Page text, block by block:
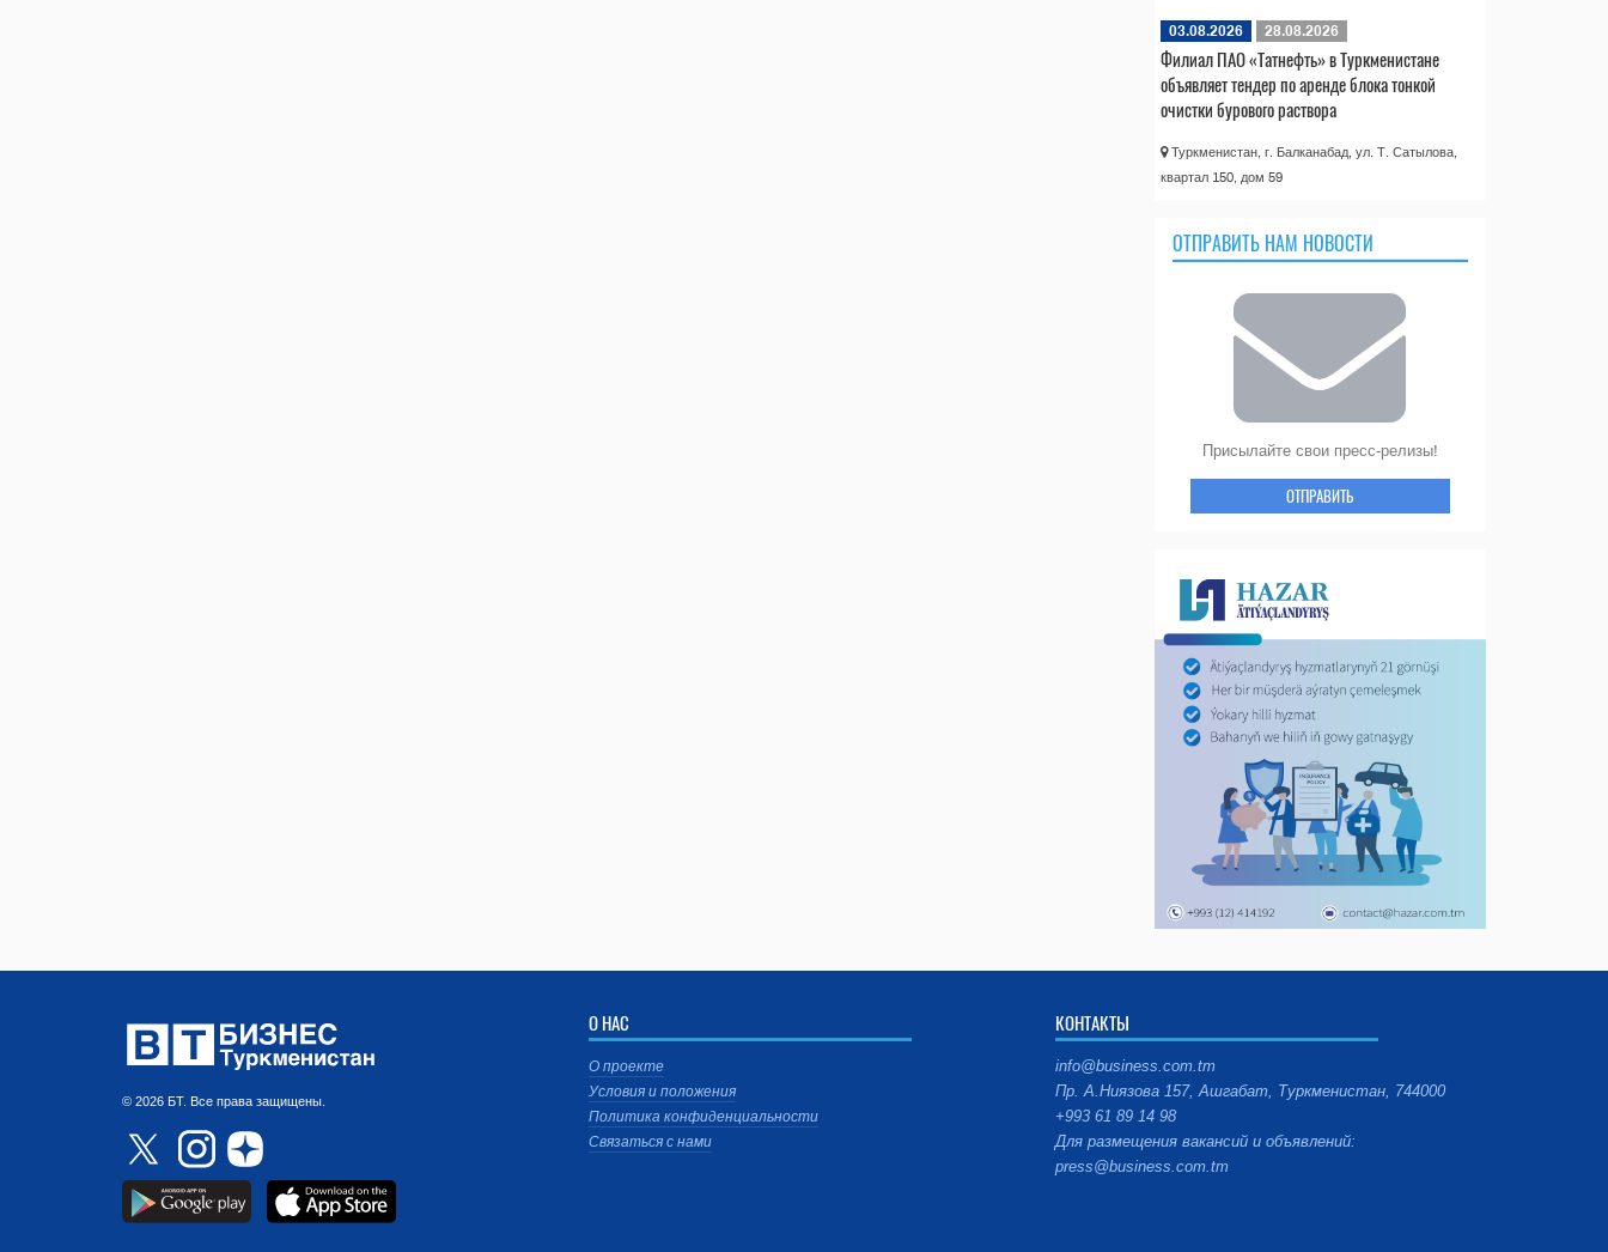
03.08.2026 28.08.2026
Филиал ПАО «Татнефть» в Туркменистане
объявляет тендер по аренде блока тонкой
очистки бурового раствора
Туркменистан, г. Балканабад, ул. Т. Сатылова,
квартал 150, дом 59
ОТПРАВИТЬ НАМ НОВОСТИ
Присылайте свои пресс-релизы!
ОТПРАВИТЬ
© 2026 БТ. Все права защищены.
О НАС
О проекте
Условия и положения
Политика конфиденциальности
Связаться с нами
КОНТАКТЫ
info@business.com.tm
Пр. А.Ниязова 157, Ашгабат, Туркменистан, 744000
+993 61 89 14 98
Для размещения вакансий и объявлений:
press@business.com.tm